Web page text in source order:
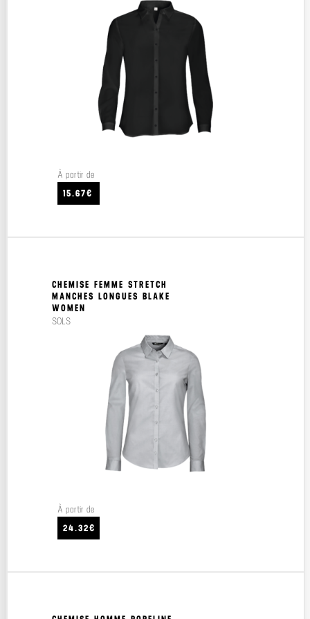
À partir de
15.67€
CHEMISE FEMME STRETCH
MANCHES LONGUES BLAKE
WOMEN
SOLS
À partir de
24.32€